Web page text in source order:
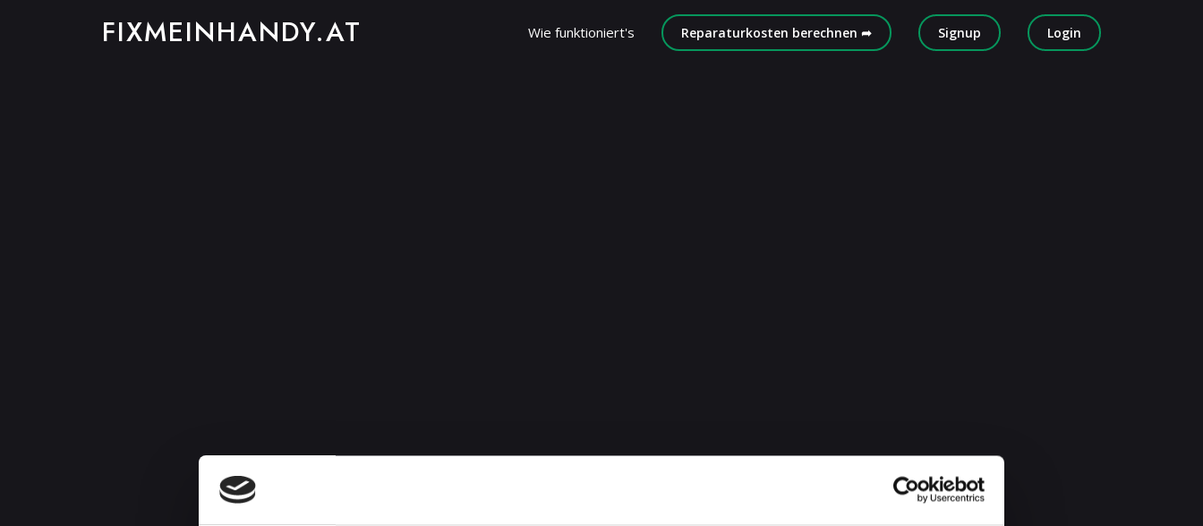
FIXMEINHANDY.AT Wie funktioniert's Reparaturkosten berechnen ➦ Signup Login